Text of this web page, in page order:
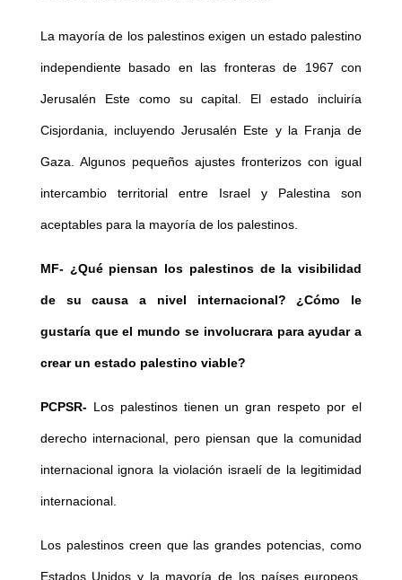
La mayoría de los palestinos exigen un estado palestino
independiente basado en las fronteras de 1967 con
Jerusalén Este como su capital. El estado incluiría
Cisjordania, incluyendo Jerusalén Este y la Franja de
Gaza. Algunos pequeños ajustes fronterizos con igual
intercambio territorial entre Israel y Palestina son
aceptables para la mayoría de los palestinos.
MF- ¿Qué piensan los palestinos de la visibilidad
de su causa a nivel internacional? ¿Cómo le
gustaría que el mundo se involucrara para ayudar a
crear un estado palestino viable?
PCPSR-Los palestinos tienen un gran respeto por el
derecho internacional, pero piensan que la comunidad
internacional ignora la violación israelí de la legitimidad
internacional.
Los palestinos creen que las grandes potencias, como
Estados Unidos y la mayoría de los países europeos,